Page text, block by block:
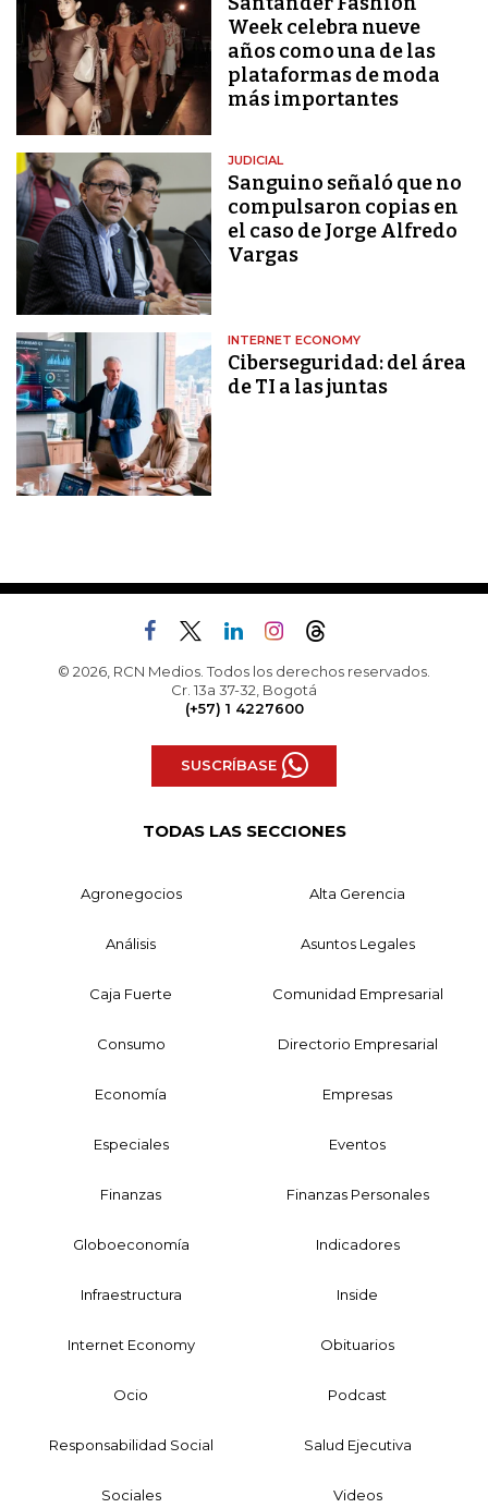
Week celebra nueve
años como una de las
plataformas de moda
más importantes
JUDICIAL
Sanguino señaló que no
compulsaron copias en
el caso de Jorge Alfredo
Vargas
INTERNET ECONOMY
Ciberseguridad: del área
de TI a las juntas
© 2026, RCN Medios. Todos los derechos reservados.
Cr. 13a 37-32, Bogotá
(+57) 1 4227600
SUSCRÍBASE
TODAS LAS SECCIONES
Agronegocios Alta Gerencia
Análisis Asuntos Legales
Caja Fuerte Comunidad Empresarial
Consumo Directorio Empresarial
Economía Empresas
Especiales Eventos
Finanzas Finanzas Personales
Globoeconomía Indicadores
Infraestructura Inside
Internet Economy Obituarios
Ocio Podcast
Responsabilidad Social Salud Ejecutiva
Sociales Videos